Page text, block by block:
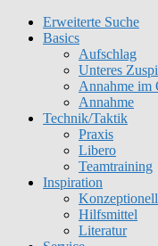
Erweiterte Suche
Basics
Aufschlag
Unteres
Annahme im
Annahme
Technik/Taktik
Praxis
Libero
Teamtraining
Inspiration
Hilfsmittel
Literatur
Get 30% off your